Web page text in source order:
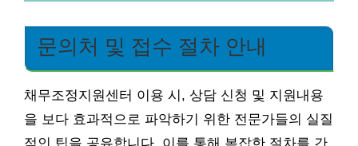
문의처 및 접수 절차 안내
채무조정지원센터 이용 시, 상담 신청 및 지원내용
을 보다 효과적으로 파악하기 위한 전문가들의 실질